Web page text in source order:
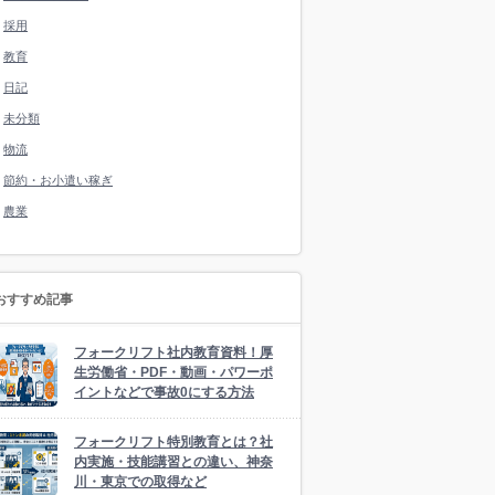
採用
教育
日記
未分類
物流
節約・お小遣い稼ぎ
農業
すすめ記事
フォークリフト社内教育資料！厚
生労働省・PDF・動画・パワーポ
イントなどで事故0にする方法
フォークリフト特別教育とは？社
内実施・技能講習との違い、神奈
川・東京での取得など